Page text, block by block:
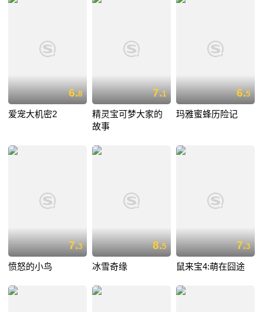
6.8
爱宠大机密2
7.1
精灵宝可梦大家的
故事
6.5
玛雅蜜蜂历险记
7.3
愤怒的小鸟
8.5
冰雪奇缘
7.3
鼠来宝4:萌在囧途